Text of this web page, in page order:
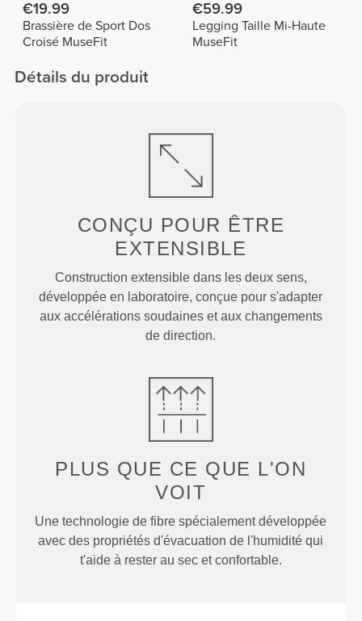
€19.99
Brassière de Sport Dos
Croisé MuseFit
€59.99
Legging Taille Mi-Haute
MuseFit
Détails du produit
CONÇU POUR ÊTRE
EXTENSIBLE
Construction extensible dans les deux sens,
développée en laboratoire, conçue pour s'adapter
aux accélérations soudaines et aux changements
de direction.
PLUS QUE CE QUE L'ON
VOIT
Une technologie de fibre spécialement développée
avec des propriétés d'évacuation de l'humidité qui
t'aide à rester au sec et confortable.